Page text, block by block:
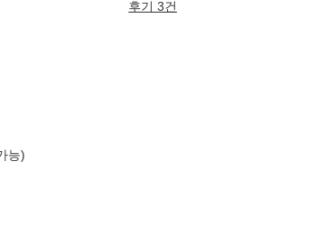
후기 3건
능)